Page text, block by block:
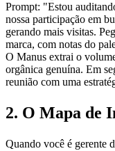
Prompt: "Estou
nossa participação em
gerando mais visitas.
marca, com notas do
O Manus extrai o
orgânica genuína. Em
reunião com uma
2. O Mapa de
Quando você é gerente